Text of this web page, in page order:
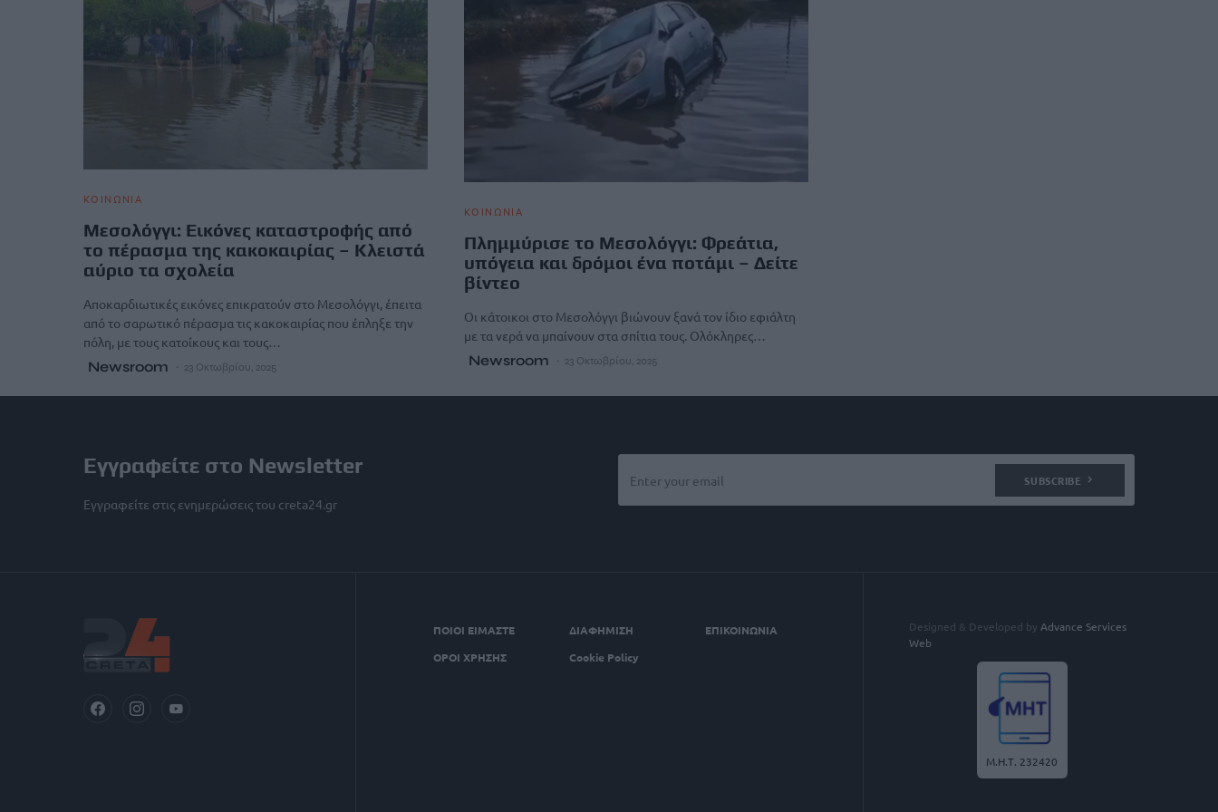
ΚΟΙΝΩΝΙΑ
Μεσολόγγι: Εικόνες καταστροφής από
το πέρασμα της κακοκαιρίας – Κλειστά
αύριο τα σχολεία
Αποκαρδιωτικές εικόνες επικρατούν στο Μεσολόγγι, έπειτα
από το σαρωτικό πέρασμα τις κακοκαιρίας που έπληξε την
πόλη, με τους κατοίκους και τους…
Newsroom 23 Οκτωβρίου, 2025
ΚΟΙΝΩΝΙΑ
Πλημμύρισε το Μεσολόγγι: Φρεάτια,
υπόγεια και δρόμοι ένα ποτάμι – Δείτε
βίντεο
Οι κάτοικοι στο Μεσολόγγι βιώνουν ξανά τον ίδιο εφιάλτη
με τα νερά να μπαίνουν στα σπίτια τους. Ολόκληρες…
Newsroom 23 Οκτωβρίου, 2025
Εγγραφείτε στο Newsletter
Εγγραφείτε στις ενημερώσεις του creta24.gr
SUBSCRIBE
ΠΟΙΟΙ ΕΙΜΑΣΤΕ ΔΙΑΦΗΜΙΣΗ
ΕΠΙΚΟΙΝΩΝΙΑ
ΟΡΟΙ ΧΡΗΣΗΣ
Cookie Policy
Designed & Developed by Advance Services
Web
Μ.Η.Τ. 232420